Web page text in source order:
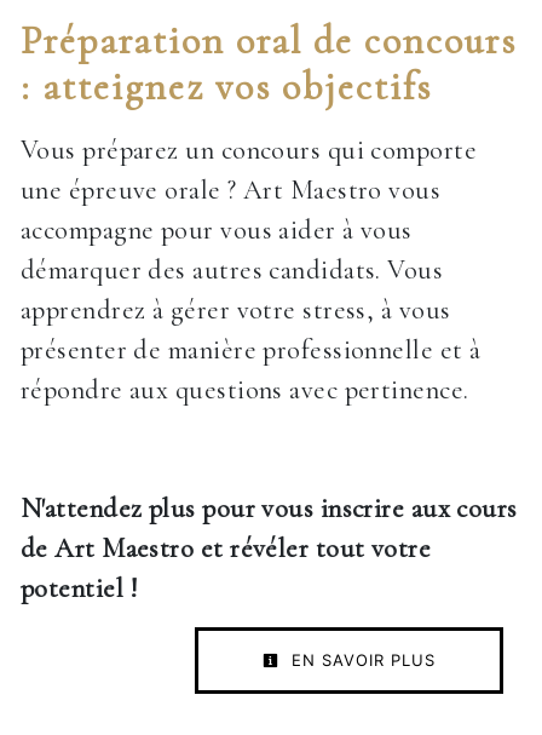
Préparation oral de concours
: atteignez vos objectifs
Vous préparez un concours qui comporte
une épreuve orale ? Art Maestro vous
accompagne pour vous aider à vous
démarquer des autres candidats. Vous
apprendrez à gérer votre stress, à vous
présenter de manière professionnelle et à
répondre aux questions avec pertinence.
N'attendez plus pour vous inscrire aux cours
de Art Maestro et révéler tout votre
potentiel !
EN SAVOIR PLUS